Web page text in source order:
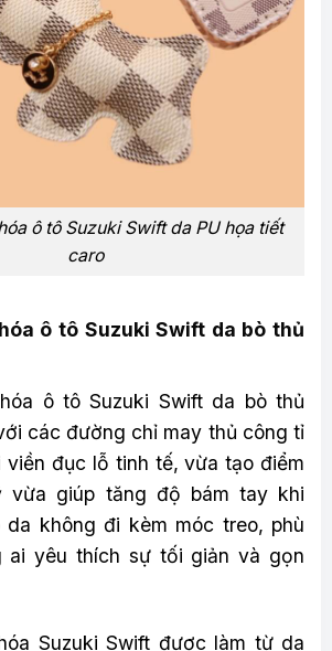
ô tô Suzuki Swift da PU họa tiết
caro
ô tô Suzuki Swift da bò thủ
ô tô Suzuki Swift da bò thủ
các đường chỉ may thủ công tỉ
viền đục lỗ tinh tế, vừa tạo điểm
vừa giúp tăng độ bám tay khi
da không đi kèm móc treo, phù
ai yêu thích sự tối giản và gọn
Suzuki Swift được làm từ da